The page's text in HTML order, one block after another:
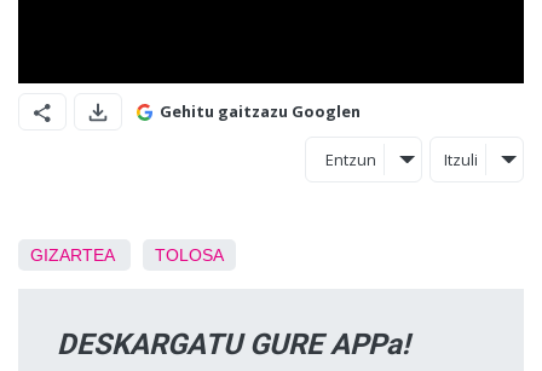
Gehitu gaitzazu Googlen
Entzun Itzuli
GIZARTEA TOLOSA
DESKARGATU GURE APPa!